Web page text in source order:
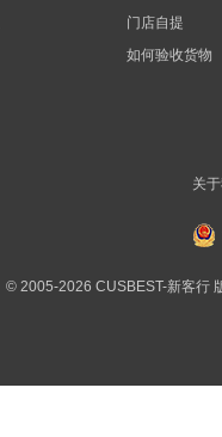
门店自提
如何验收货物
关
© 2005-2026 CUSBEST-新客行